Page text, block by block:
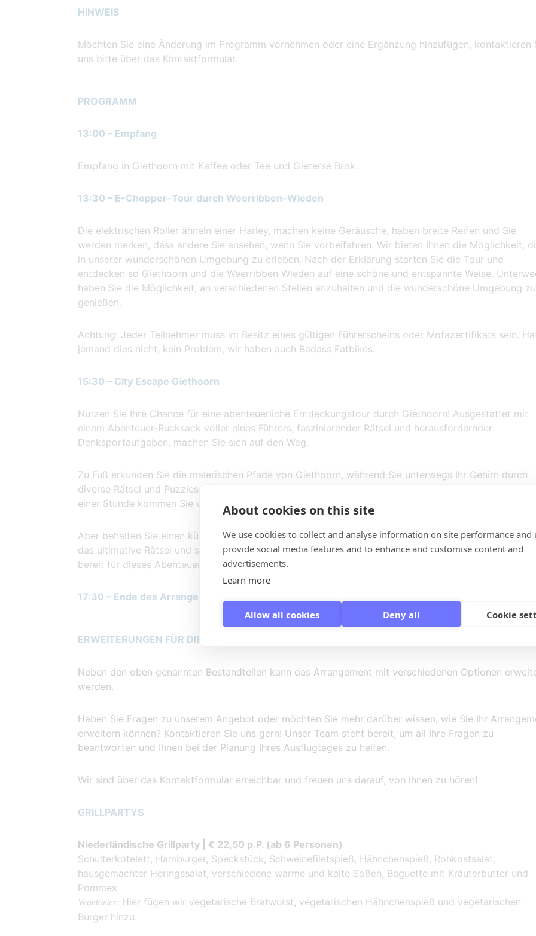
HINWEIS
Möchten Sie eine Änderung im Programm vornehmen oder eine Ergänzung hinzufügen, kontaktieren
uns bitte über das Kontaktformular.
PROGRAMM
13:00 – Empfang
Empfang in Giethoorn mit Kaffee oder Tee und Gieterse Brok.
13:30 – E-Chopper-Tour durch Weerribben-Wieden
Die elektrischen Roller ähneln einer Harley, machen keine Geräusche, haben breite Reifen und Sie
werden merken, dass andere Sie ansehen, wenn Sie vorbeifahren. Wir bieten Ihnen die Möglichkeit,
in unserer wunderschönen Umgebung zu erleben. Nach der Erklärung starten Sie die Tour und
entdecken so Giethoorn und die Weerribben Wieden auf eine schöne und entspannte Weise.
haben Sie die Möglichkeit, an verschiedenen Stellen anzuhalten und die wunderschöne Umgebung zu
genießen.
Achtung: Jeder Teilnehmer muss im Besitz eines gültigen Führerscheins oder Mofazertifikats sein.
jemand dies nicht, kein Problem, wir haben auch Badass Fatbikes.
15:30 – City Escape Giethoorn
Nutzen Sie Ihre Chance für eine abenteuerliche Entdeckungstour durch Giethoorn! Ausgestattet mit
einem Abenteuer-Rucksack voller eines Führers, faszinierender Rätsel und herausfordernder
Denksportaufgaben, machen Sie sich auf den Weg.
Zu Fuß erkunden Sie die malerischen Pfade von Giethoorn, während Sie unterwegs Ihr Gehirn durch
diverse Rätsel und Puzzles aus Ihrem Rucksack herausfordern. Nach einer spannenden Tour von
einer Stunde kommen Sie wieder am Startpunkt an.
Aber behalten Sie einen kühlen Kopf, denn eine letzte Herausforderung wartet noch auf Sie! Lösen
das ultimative Rätsel und schließen Sie damit triumphierend die City Escape Giethoorn ab. Sind Sie
bereit für dieses Abenteuer?
17:30 – Ende des Arrangements
ERWEITERUNGEN FÜR DIESES ARRANGEMENT
Neben den oben genannten Bestandteilen kann das Arrangement mit verschiedenen Optionen
werden.
Haben Sie Fragen zu unserem Angebot oder möchten Sie mehr darüber wissen, wie Sie Ihr
erweitern können? Kontaktieren Sie uns gern! Unser Team steht bereit, um all Ihre Fragen zu
beantworten und Ihnen bei der Planung Ihres Ausflugtages zu helfen.
Wir sind über das Kontaktformular erreichbar und freuen uns darauf, von Ihnen zu hören!
GRILLPARTYS
Niederländische Grillparty | € 22,50 p.P. (ab 6 Personen)
Schulterkotelett, Hamburger, Speckstück, Schweinefiletspieß, Hähnchenspieß, Rohkostsalat,
hausgemachter Heringssalat, verschiedene warme und kalte Soßen, Baguette mit Kräuterbutter und
Pommes
Vegetarier: Hier fügen wir vegetarische Bratwurst, vegetarischen Hähnchenspieß und vegetarischen
Burger hinzu.
About cookies on this site
We use cookies to collect and analyse information on site performance and
provide social media features and to enhance and customise content and
advertisements.
Learn more
Allow all cookies Deny all Cookie